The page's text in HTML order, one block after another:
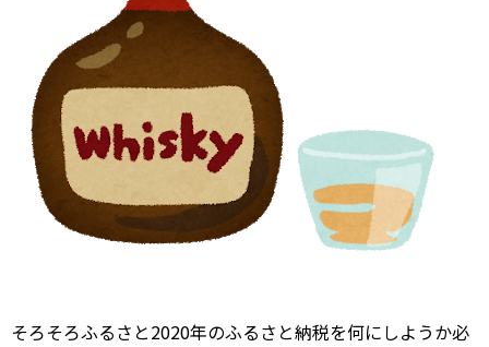
そろそろふるさと2020年のふるさと納税を何にしようか必